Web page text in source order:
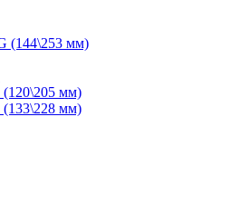
(144\253 мм)
(120\205 мм)
(133\228 мм)